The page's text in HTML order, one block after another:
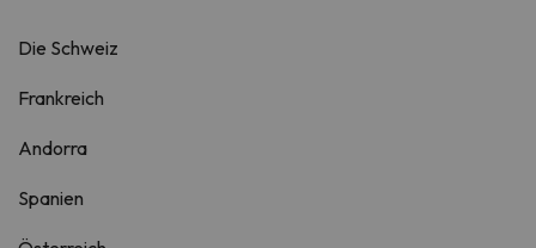
Die Schweiz
Frankreich
Andorra
Spanien